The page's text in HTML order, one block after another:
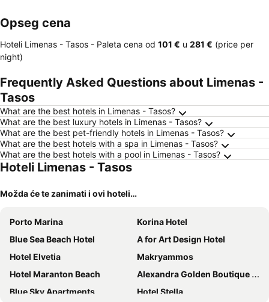
Opseg cena
Hoteli Limenas - Tasos - Paleta cena od ‎101 € u ‎281 € (price per
night)
Frequently Asked Questions about Limenas -
Tasos
What are the best hotels in Limenas - Tasos?
What are the best luxury hotels in Limenas - Tasos?
What are the best pet-friendly hotels in Limenas - Tasos?
What are the best hotels with a spa in Limenas - Tasos?
What are the best hotels with a pool in Limenas - Tasos?
Hoteli Limenas - Tasos
Možda će te zanimati i ovi hoteli…
Porto Marina
Korina Hotel
Blue Sea Beach Hotel
A for Art Design Hotel
Hotel Elvetia
Makryammos
Hotel Maranton Beach
Alexandra Golden Boutique Hotel - Adults Only
Blue Sky Apartments
Hotel Stella